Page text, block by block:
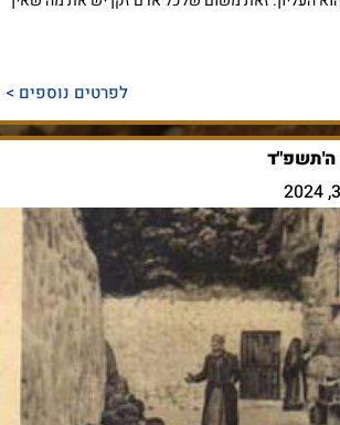
לפרטים נוספים >
ה'תשפ"ד